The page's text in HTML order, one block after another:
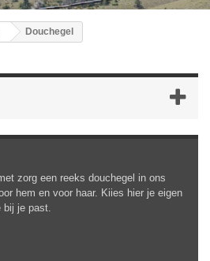
Douchegel
zorg een reeks douchegel in ons
hem en voor haar. Kiies hier je eigen
bij je past.